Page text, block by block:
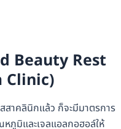
Beauty Rest
Clinic)
สาคลินิกแล้ว ก็จะมีมาตรการ
ภูมิและเจลแอลกอฮอล์ให้